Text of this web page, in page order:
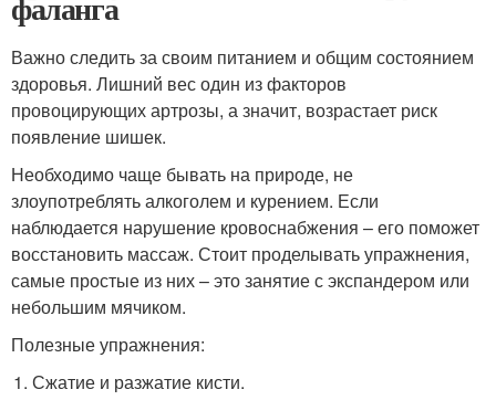
Важно следить за своим питанием и общим состоянием
здоровья. Лишний вес один из факторов
провоцирующих артрозы, а значит, возрастает риск
появление шишек.
Необходимо чаще бывать на природе, не
злоупотреблять алкоголем и курением. Если
наблюдается нарушение кровоснабжения – его поможет
восстановить массаж. Стоит проделывать упражнения,
самые простые из них – это занятие с экспандером или
небольшим мячиком.
Полезные упражнения:
Сжатие и разжатие кисти.